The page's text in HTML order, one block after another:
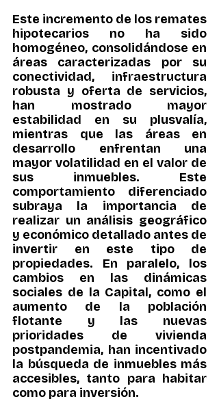
Este incremento de los remates
hipotecarios no ha sido
homogéneo, consolidándose en
áreas caracterizadas por su
conectividad, infraestructura
robusta y oferta de servicios,
han mostrado mayor
estabilidad en su plusvalía,
mientras que las áreas en
desarrollo enfrentan una
mayor volatilidad en el valor de
sus inmuebles. Este
comportamiento diferenciado
subraya la importancia de
realizar un análisis geográfico
y económico detallado antes de
invertir en este tipo de
propiedades. En paralelo, los
cambios en las dinámicas
sociales de la Capital, como el
aumento de la población
flotante y las nuevas
prioridades de vivienda
postpandemia, han incentivado
la búsqueda de inmuebles más
accesibles, tanto para habitar
como para inversión.